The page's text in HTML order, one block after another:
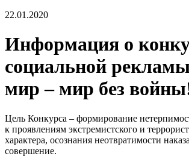
22.01.2020
Информация о
социальной
мир – мир без
Цель Конкурса – формирование
к проявлениям экстремистского и
характера, осознания неотвратимости
совершение.